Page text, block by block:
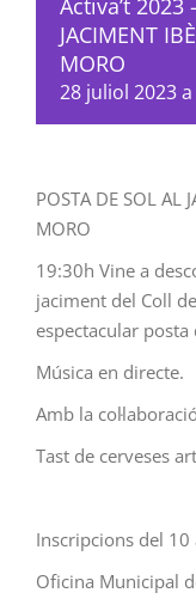
Activa’t 2023
JACIMENT
MORO
28 juliol 2023
POSTA DE SOL AL
MORO
19:30h Vine a
jaciment del Coll
espectacular posta
Música en directe.
Amb la
Tast de cerveses
Inscripcions del
Oficina Municipal